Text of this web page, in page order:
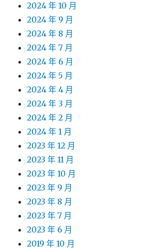
2024 年 10 月
2024 年 9 月
2024 年 8 月
2024 年 7 月
2024 年 6 月
2024 年 5 月
2024 年 4 月
2024 年 3 月
2024 年 2 月
2024 年 1 月
2023 年 12 月
2023 年 11 月
2023 年 10 月
2023 年 9 月
2023 年 8 月
2023 年 7 月
2023 年 6 月
2019 年 10 月